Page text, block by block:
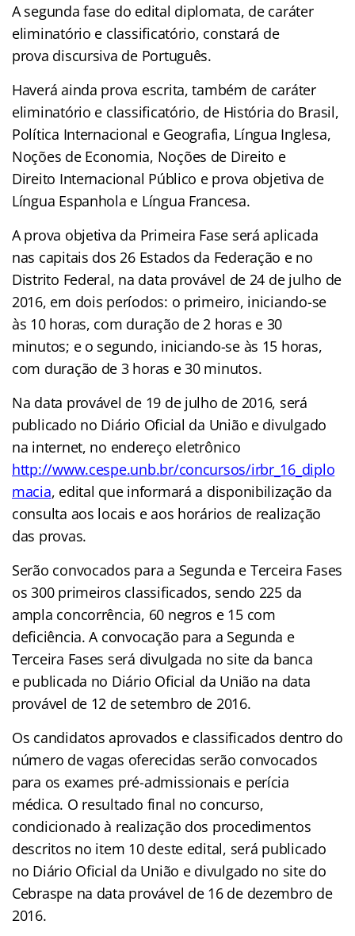
A segunda fase do edital diplomata, de caráter
eliminatório e classificatório, constará de
prova discursiva de Português.
Haverá ainda prova escrita, também de caráter
eliminatório e classificatório, de História do Brasil,
Política Internacional e Geografia, Língua Inglesa,
Noções de Economia, Noções de Direito e
Direito Internacional Público e prova objetiva de
Língua Espanhola e Língua Francesa.
A prova objetiva da Primeira Fase será aplicada
nas capitais dos 26 Estados da Federação e no
Distrito Federal, na data provável de 24 de julho de
2016, em dois períodos: o primeiro, iniciando-se
às 10 horas, com duração de 2 horas e 30
minutos; e o segundo, iniciando-se às 15 horas,
com duração de 3 horas e 30 minutos.
Na data provável de 19 de julho de 2016, será
publicado no Diário Oficial da União e divulgado
na internet, no endereço eletrônico
http://www.cespe.unb.br/concursos/irbr_16_diplo
macia, edital que informará a disponibilização da
consulta aos locais e aos horários de realização
das provas.
Serão convocados para a Segunda e Terceira Fases
os 300 primeiros classificados, sendo 225 da
ampla concorrência, 60 negros e 15 com
deficiência. A convocação para a Segunda e
Terceira Fases será divulgada no site da banca
e publicada no Diário Oficial da União na data
provável de 12 de setembro de 2016.
Os candidatos aprovados e classificados dentro do
número de vagas oferecidas serão convocados
para os exames pré-admissionais e perícia
médica. O resultado final no concurso,
condicionado à realização dos procedimentos
descritos no item 10 deste edital, será publicado
no Diário Oficial da União e divulgado no site do
Cebraspe na data provável de 16 de dezembro de
2016.